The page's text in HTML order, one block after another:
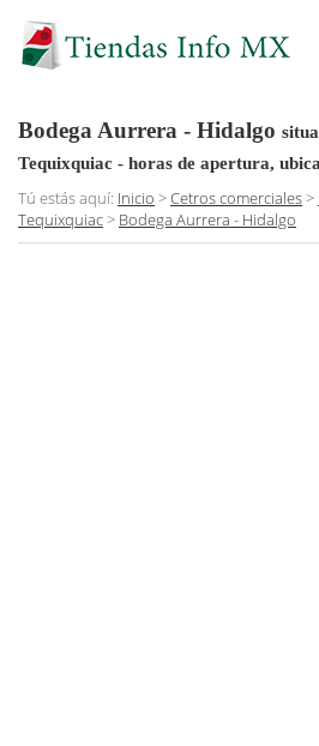
Bodega Aurrera - Hidalgo
Tequixquiac - horas de apertura,
Tú estás aquí: Inicio >Cetros comerciales>
Tequixquiac> Bodega Aurrera - Hidalgo